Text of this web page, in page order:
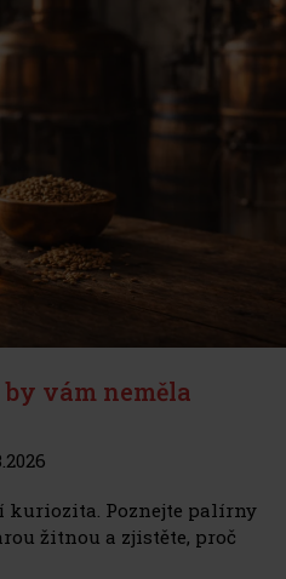
vám neměla
kuriozita. Poznejte palírny
žitnou a zjistěte, proč